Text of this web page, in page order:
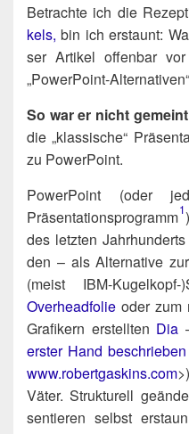
Betrach­te ich die
kels, bin ich erstaunt:
ser Arti­kel offen­bar
„Power­Point-
So war er nicht gemeint
die „klas­si­sche“
zu PowerPoint.
Power­Point (oder
Präsentationsprogramm​1
des letz­ten
den – als Alter­na­ti­ve
(meist IBM-
Over­head­fo­lie oder zum
Gra­fi­kern erstell­ten Dia
ers­ter Hand beschrie­ben
www​.robert​gas​kins​.com
Väter. Struk­tu­rell
sen­tie­ren selbst